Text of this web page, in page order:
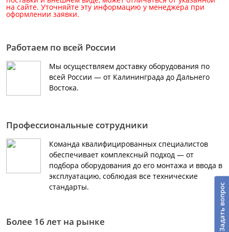
на сайте. Уточняйте эту информацию у менеджера при
оформлении заявки.
Работаем по всей России
Мы осуществляем доставку оборудования по
всей России — от Калининграда до Дальнего
Востока.
Профессиональные сотрудники
Команда квалифицированных специалистов
обеспечивает комплексный подход — от
подбора оборудования до его монтажа и ввода в
эксплуатацию, соблюдая все технические
стандарты.
Более 16 лет на рынке Задать вопрос